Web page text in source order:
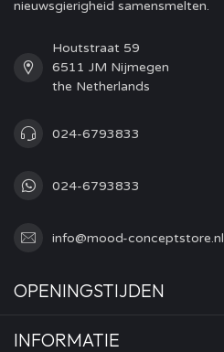
nieuwsgierigheid samensmelten.
Houtstraat 59
6511 JM Nijmegen
the Netherlands
024-6793833
024-6793833
info@mood-conceptstore.nl
OPENINGSTIJDEN
INFORMATIE